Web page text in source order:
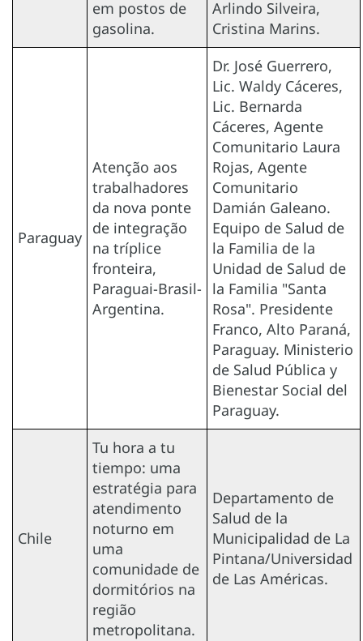
em postos de
gasolina.
Arlindo Silveira,
Cristina Marins.
Paraguay
Atenção aos
trabalhadores
da nova ponte
de integração
na tríplice
fronteira,
Paraguai-Brasil-
Argentina.
Dr. José Guerrero,
Lic. Waldy Cáceres,
Lic. Bernarda
Cáceres, Agente
Comunitario Laura
Rojas, Agente
Comunitario
Damián Galeano.
Equipo de Salud de
la Familia de la
Unidad de Salud de
la Familia "Santa
Rosa". Presidente
Franco, Alto Paraná,
Paraguay. Ministerio
de Salud Pública y
Bienestar Social del
Paraguay.
Chile
Tu hora a tu
tiempo: uma
estratégia para
atendimento
noturno em
uma
comunidade de
dormitórios na
região
metropolitana.
Departamento de
Salud de la
Municipalidad de La
Pintana/Universidad
de Las Américas.